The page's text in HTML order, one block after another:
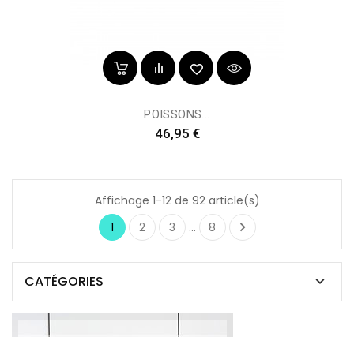
POISSONS...
Prix
46,95 €
Affichage 1-12 de 92 article(s)
1
2 3 … 8 
CATÉGORIES 